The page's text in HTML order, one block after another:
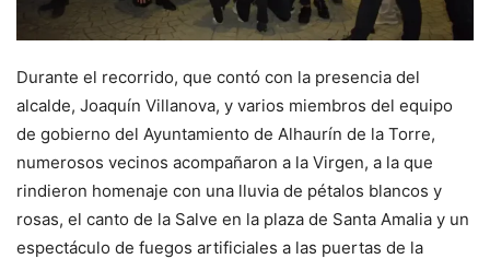
Durante el recorrido, que contó con la presencia del
alcalde, Joaquín Villanova, y varios miembros del equipo
de gobierno del Ayuntamiento de Alhaurín de la Torre,
numerosos vecinos acompañaron a la Virgen, a la que
rindieron homenaje con una lluvia de pétalos blancos y
rosas, el canto de la Salve en la plaza de Santa Amalia y un
espectáculo de fuegos artificiales a las puertas de la